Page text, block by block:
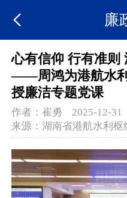
廉
心有信仰 行有准则
——周鸿为港航水
授廉洁专题党课
作者：崔勇
2025-12-31
来源：湖南省港航水利枢